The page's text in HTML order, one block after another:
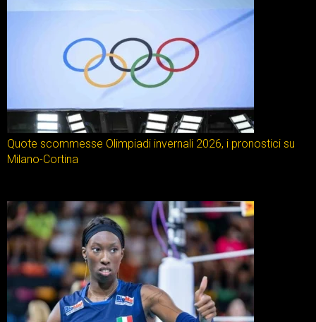
Quote scommesse Olimpiadi invernali 2026, i pronostici su
Milano-Cortina